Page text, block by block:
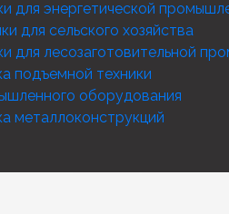
для энергетической
для сельского хозяйства
для лесозаготовительной
подъемной техники
оборудования
металлоконструкций